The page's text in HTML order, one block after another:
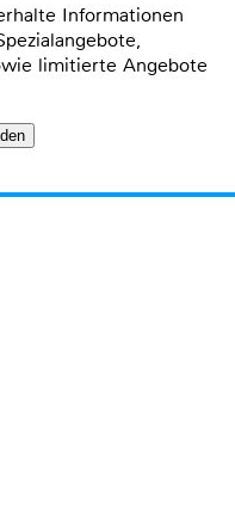
Informationen
limitierte Angebote